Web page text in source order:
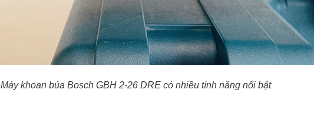
Máy khoan búa Bosch GBH 2-26 DRE có nhiều tính năng nổi bật